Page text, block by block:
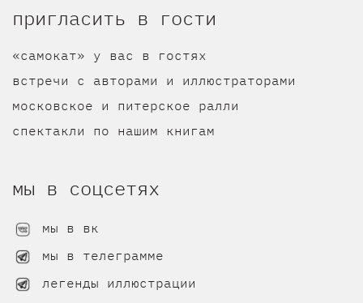
пригласить в гости
«самокат» у вас в гостях
встречи с авторами и иллюстраторами
московское и питерское ралли
спектакли по нашим книгам
мы в соцсетях
мы в вк
мы в телеграмме
легенды иллюстрации